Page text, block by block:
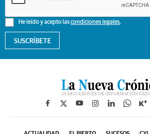
He leído y acepto lascondiciones legales.
SUSCRÍBETE